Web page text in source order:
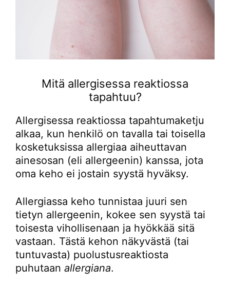
Mitä allergisessa reaktiossa
tapahtuu?
Allergisessa reaktiossa tapahtumaketju
alkaa, kun henkilö on tavalla tai toisella
kosketuksissa allergiaa aiheuttavan
ainesosan (eli allergeenin) kanssa, jota
oma keho ei jostain syystä hyväksy.
Allergiassa keho tunnistaa juuri sen
tietyn allergeenin, kokee sen syystä tai
toisesta vihollisenaan ja hyökkää sitä
vastaan. Tästä kehon näkyvästä (tai
tuntuvasta) puolustusreaktiosta
puhutaan allergiana.